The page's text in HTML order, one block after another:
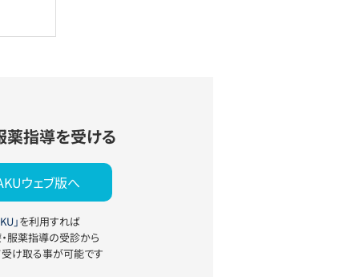
薬指導を受ける
ウェブ版へ
」を利用すれば
服薬指導の受診から
け取る事が可能です